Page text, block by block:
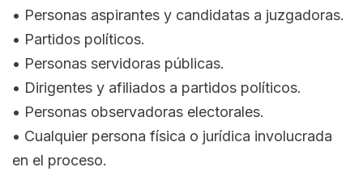
• Personas aspirantes y candidatas a juzgadoras.
• Partidos políticos.
• Personas servidoras públicas.
• Dirigentes y afiliados a partidos políticos.
• Personas observadoras electorales.
• Cualquier persona física o jurídica involucrada
en el proceso.